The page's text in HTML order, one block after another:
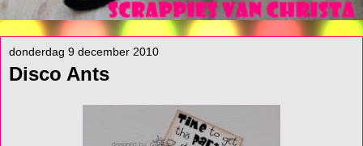
donderdag 9 december 2010
Disco Ants